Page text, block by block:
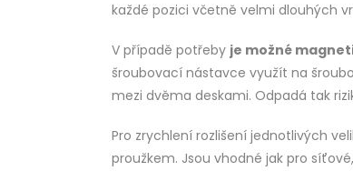
každé pozici včetně velmi dlouhých
V případě potřeby je možné
šroubovací nástavce využít na
mezi dvěma deskami. Odpadá tak
Pro zrychlení rozlišení jednotlivých
proužkem. Jsou vhodné jak pro